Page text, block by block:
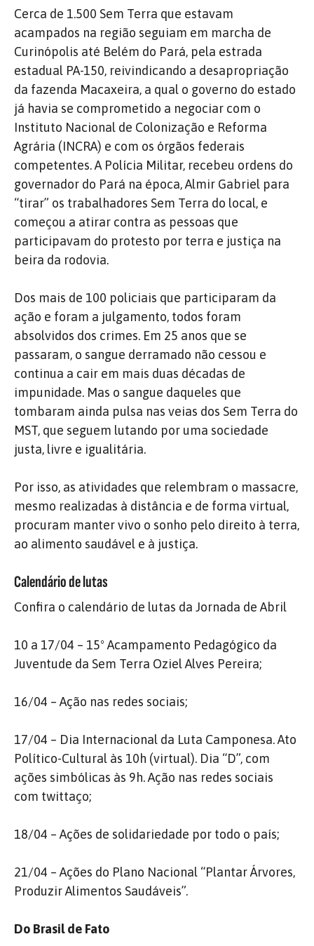
Cerca de 1.500 Sem Terra que estavam
acampados na região seguiam em marcha de
Curinópolis até Belém do Pará, pela estrada
estadual PA-150, reivindicando a desapropriação
da fazenda Macaxeira, a qual o governo do estado
já havia se comprometido a negociar com o
Instituto Nacional de Colonização e Reforma
Agrária (INCRA) e com os órgãos federais
competentes. A Polícia Militar, recebeu ordens do
governador do Pará na época, Almir Gabriel para
“tirar” os trabalhadores Sem Terra do local, e
começou a atirar contra as pessoas que
participavam do protesto por terra e justiça na
beira da rodovia.
Dos mais de 100 policiais que participaram da
ação e foram a julgamento, todos foram
absolvidos dos crimes. Em 25 anos que se
passaram, o sangue derramado não cessou e
continua a cair em mais duas décadas de
impunidade. Mas o sangue daqueles que
tombaram ainda pulsa nas veias dos Sem Terra do
MST, que seguem lutando por uma sociedade
justa, livre e igualitária.
Por isso, as atividades que relembram o massacre,
mesmo realizadas à distância e de forma virtual,
procuram manter vivo o sonho pelo direito à terra,
ao alimento saudável e à justiça.
Calendário de lutas
Confira o calendário de lutas da Jornada de Abril
10 a 17/04 – 15º Acampamento Pedagógico da
Juventude da Sem Terra Oziel Alves Pereira;
16/04 – Ação nas redes sociais;
17/04 – Dia Internacional da Luta Camponesa. Ato
Político-Cultural às 10h (virtual). Dia “D”, com
ações simbólicas às 9h. Ação nas redes sociais
com twittaço;
18/04 – Ações de solidariedade por todo o país;
21/04 – Ações do Plano Nacional “Plantar Árvores,
Produzir Alimentos Saudáveis”.
Do Brasil de Fato